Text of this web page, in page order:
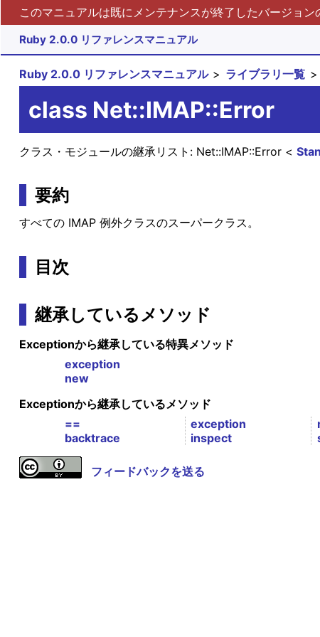
このマニュアルは既にメンテナンスが終了したバージョ
Ruby 2.0.0 リファレンスマニュアル
Ruby 2.0.0 リファレンスマニュアル ライブラリ一覧
class Net::IMAP::Error
クラス・モジュールの継承リスト: Net::IMAP::Error
要約
すべての IMAP 例外クラスのスーパークラス。
目次
継承しているメソッド
Exceptionから継承している特異メソッド
exception
new
Exceptionから継承しているメソッド
==
backtrace
exception
inspect
フィードバックを送る